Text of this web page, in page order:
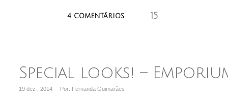
4 COMENTÁRIOS 15
Special looks! –
19 dez , 2014 Por: Fernanda Guimarães